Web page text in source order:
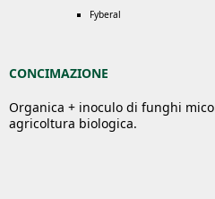
Fyberal
CONCIMAZIONE
Organica + inoculo di funghi
agricoltura biologica.